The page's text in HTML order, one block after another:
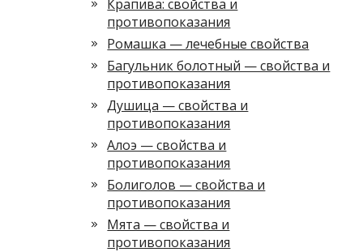
Крапива: свойства и
противопоказания
Ромашка — лечебные свойства
Багульник болотный — свойства и
противопоказания
Душица — свойства и
противопоказания
Алоэ — свойства и
противопоказания
Болиголов — свойства и
противопоказания
Мята — свойства и
противопоказания